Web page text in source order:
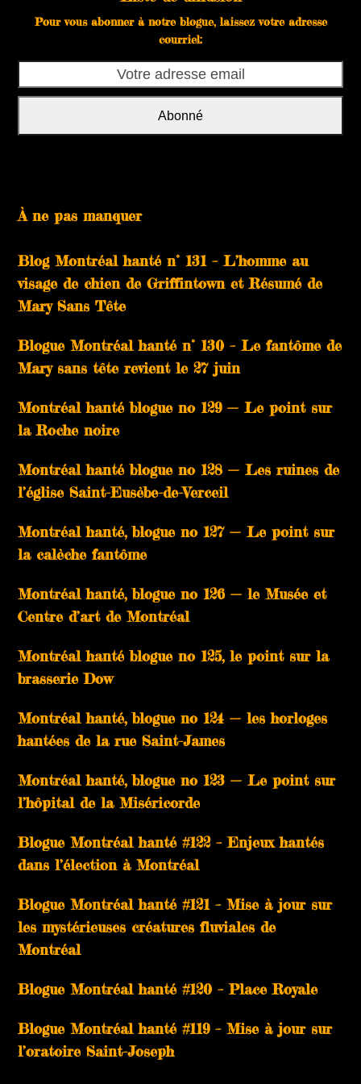
Pour vous abonner à notre blogue, laissez votre adresse
courriel:
adresse
Abonné
À ne pas manquer
Blog Montréal hanté n° 131 – L’homme au
visage de chien de Griffintown et Résumé de
Mary Sans Tête
Blogue Montréal hanté n° 130 – Le fantôme de
Mary sans tête revient le 27 juin
Montréal hanté blogue no 129 — Le point sur
la Roche noire
Montréal hanté blogue no 128 — Les ruines de
l’église Saint-Eusèbe-de-Verceil
Montréal hanté, blogue no 127 — Le point sur
la calèche fantôme
Montréal hanté, blogue no 126 — le Musée et
Centre d’art de Montréal
Montréal hanté blogue no 125, le point sur la
brasserie Dow
Montréal hanté, blogue no 124 — les horloges
hantées de la rue Saint-James
Montréal hanté, blogue no 123 — Le point sur
l’hôpital de la Miséricorde
Blogue Montréal hanté #122 – Enjeux hantés
dans l’élection à Montréal
Blogue Montréal hanté #121 – Mise à jour sur
les mystérieuses créatures fluviales de
Montréal
Blogue Montréal hanté #120 – Place Royale
Blogue Montréal hanté #119 – Mise à jour sur
l’oratoire Saint-Joseph